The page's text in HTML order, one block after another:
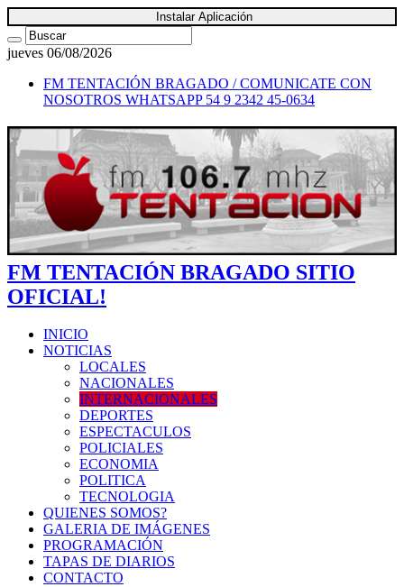
Instalar Aplicación
jueves 06/08/2026
FM TENTACIÓN BRAGADO / COMUNICATE CON
NOSOTROS WHATSAPP 54 9 2342 45-0634
FM TENTACIÓN BRAGADO SITIO
OFICIAL!
INICIO
NOTICIAS
LOCALES
NACIONALES
INTERNACIONALES
DEPORTES
ESPECTACULOS
POLICIALES
ECONOMIA
POLITICA
TECNOLOGIA
QUIENES SOMOS?
GALERIA DE IMÁGENES
PROGRAMACIÓN
TAPAS DE DIARIOS
CONTACTO